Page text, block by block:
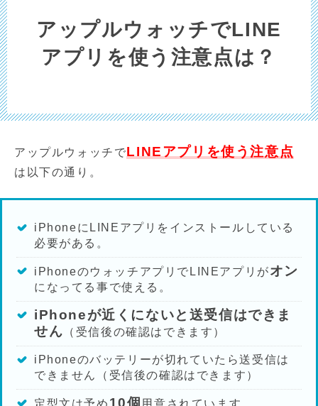
アップルウォッチでLINE
アプリを使う注意点は？
アップルウォッチでLINEアプリを使う注意点
は以下の通り。
iPhoneにLINEアプリをインストールしている
必要がある。
iPhoneのウォッチアプリでLINEアプリがオン
になってる事で使える。
iPhoneが近くにないと送受信はできま
せん （受信後の確認はできます）
iPhoneのバッテリーが切れていたら送受信は
できません（受信後の確認はできます）
10個